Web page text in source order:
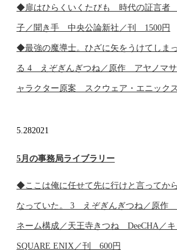
◆扉はひらくいくたびも 時代の証言
子／聞き手 中央公論新社／刊 1500円
◆最強の魔導士。ひざに矢をうけてしま
る 4 えぞぎんぎつね／原作 アヤノマ
ャラクター原案 スクウェア・エニック
5.282021
5月の事務局ライブラリー
◆ここは俺に任せて先に行けと言ってか
なっていた。 3 えぞぎんぎつね／原作
ネーム構成／天王寺きつね DeeCHA／
SQUARE ENIX／刊 600円